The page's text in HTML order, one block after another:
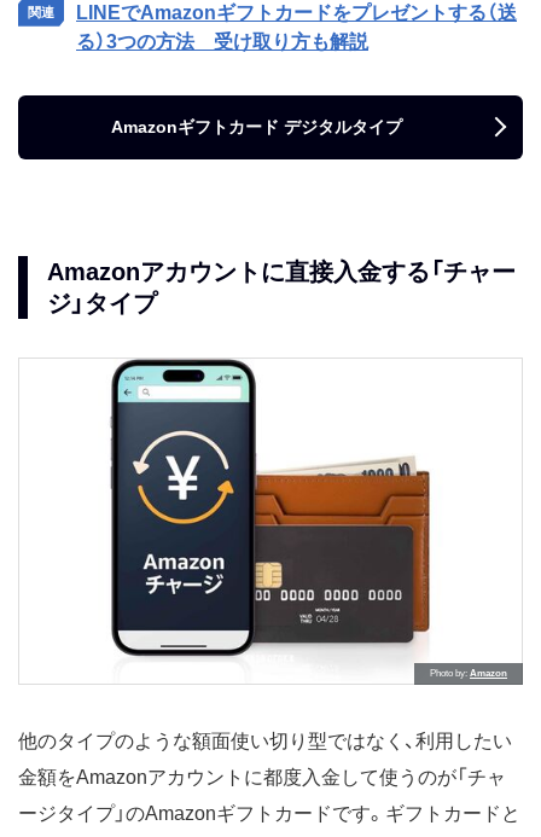
LINEでAmazonギフトカードをプレゼントする（送
る）3つの方法 受け取り方も解説
Amazonギフトカード デジタルタイプ
Amazonアカウントに直接入金する「チャー
ジ」タイプ
Photo by Amazon
他のタイプのような額面使い切り型ではなく、利用したい
金額をAmazonアカウントに都度入金して使うのが「チャ
ージタイプ」のAmazonギフトカードです。ギフトカードと